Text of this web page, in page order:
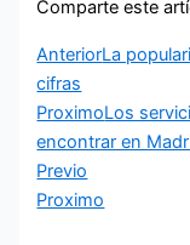
Comparte este
AnteriorLa
cifras
ProximoLos
encontrar en
Previo
Proximo